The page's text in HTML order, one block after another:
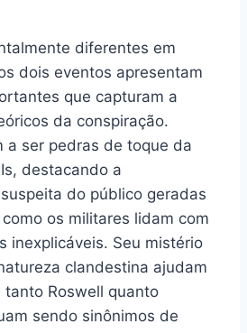
diferentes em
dois eventos apresentam
que capturam a
da conspiração.
a ser pedras de toque da
destacando a
do público geradas
os militares lidam com
inexplicáveis. Seu mistério
clandestina ajudam
tanto Roswell quanto
sendo sinônimos de